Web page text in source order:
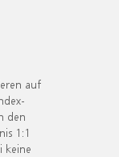
auf
den
1:1
keine